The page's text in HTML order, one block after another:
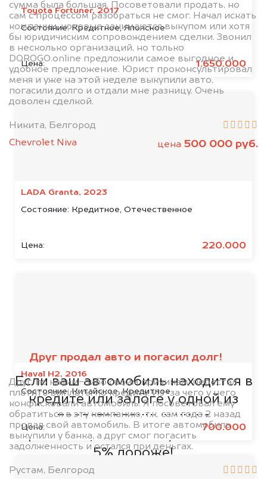
Toyota Fortuner, 2017
Состояние:Кредитное, Японское
Цена: 1.650.000
LADA Granta, 2023
Состояние: Кредитное, Отечественное
Цена: 220.000
Haval H2, 2016
Состояние:Китайское, Кредитное
Цена: 700.000
сумма была большая. Посоветовали продать, но
сам с процессом разобраться не смог. Начал искать
компании, которые занимаются выкупом или хотя
бы юридичиским сопровождением сделки. Звонил
в несколько организаций, но только
DOROGO.online предложили самое выгодное и
удобное предложение. Юрист проконсультировал
меня и уже на этой неделе выкупили авто,
погасили долго и отдали мне разницу. Очень
доволен сделкой.
Никита, Белгород
Chevrolet Niva
цена 500 000 руб.
Друг продал авто и погасил долг!
Друг, по каким-либо своим причинам, перестал
платить выплаты по кредиту. Из-за чего у него
конфисковали автомобиль. Я посоветовал ему
обратиться в эту компанию, т.к. сам года 2 назад
продал свой автомобиль. В итоге автомобиль
выкупили у банка, а друг смог погасить
задолженность и остался при деньгах.
Рустам, Белгород
банками
Если ваш автомобиль находится в
кредите или залоге у одной из
представленных ниже
организаций, то мы купим его на
5% дороже!